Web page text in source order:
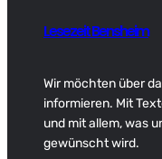
Lesezeit Bensheim
Wir möchten über
informieren. Mit
und mit allem, was
gewünscht wird.